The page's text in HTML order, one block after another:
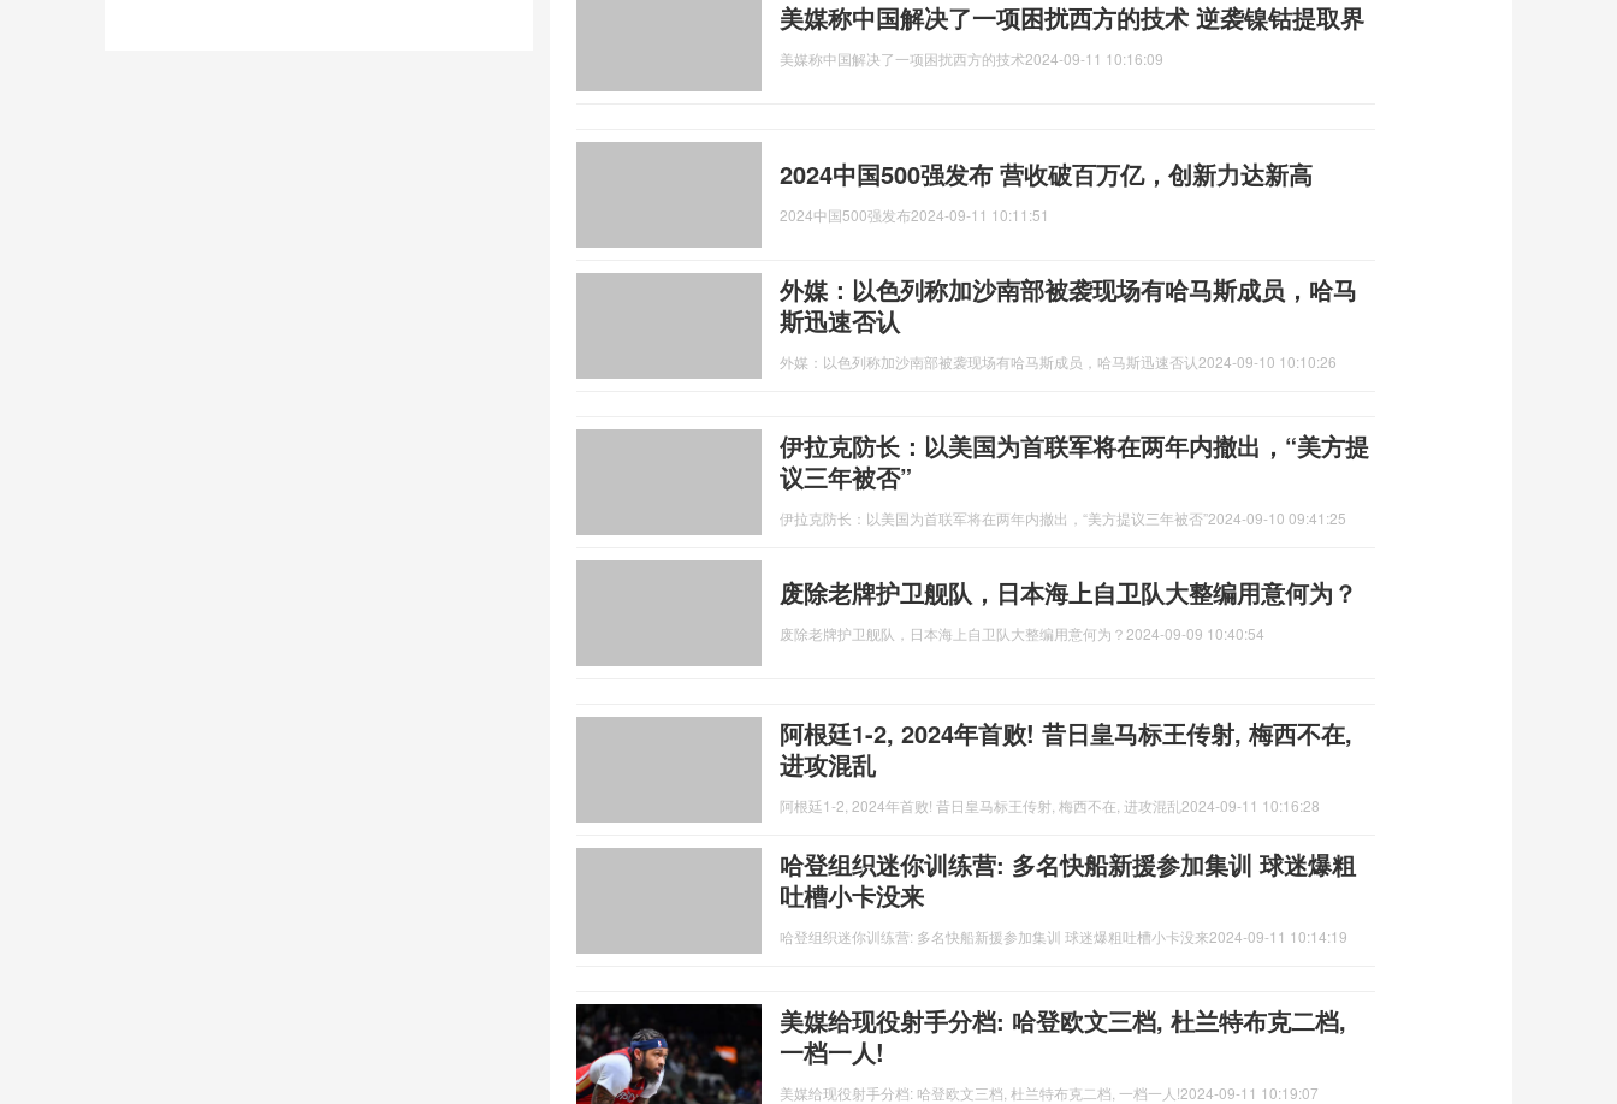
美媒称中国解决了一项困扰西方的技术 逆袭镍钴提取界
美媒称中国解决了一项困扰西方的技术2024-09-11 10:16:09
2024中国500强发布 营收破百万亿，创新力达新高
2024中国500强发布2024-09-11 10:11:51
外媒：以色列称加沙南部被袭现场有哈马斯成员，哈马
斯迅速否认
外媒：以色列称加沙南部被袭现场有哈马斯成员，哈马斯迅速否认2024-09-10 10:10:26
伊拉克防长：以美国为首联军将在两年内撤出，“美方提
议三年被否”
伊拉克防长：以美国为首联军将在两年内撤出，“美方提议三年被否”2024-09-10 09:41:25
废除老牌护卫舰队，日本海上自卫队大整编用意何为？
废除老牌护卫舰队，日本海上自卫队大整编用意何为？ 2024-09-09 10:40:54
阿根廷1-2, 2024年首败! 昔日皇马标王传射, 梅西不在,
进攻混乱
阿根廷1-2, 2024年首败! 昔日皇马标王传射, 梅西不在, 进攻混乱 2024-09-11 10:16:28
哈登组织迷你训练营: 多名快船新援参加集训 球迷爆粗
吐槽小卡没来
哈登组织迷你训练营: 多名快船新援参加集训 球迷爆粗吐槽小卡没来2024-09-11 10:14:19
美媒给现役射手分档: 哈登欧文三档, 杜兰特布克二档,
一档一人!
美媒给现役射手分档: 哈登欧文三档, 杜兰特布克二档, 一档一人!2024-09-11 10:19:07